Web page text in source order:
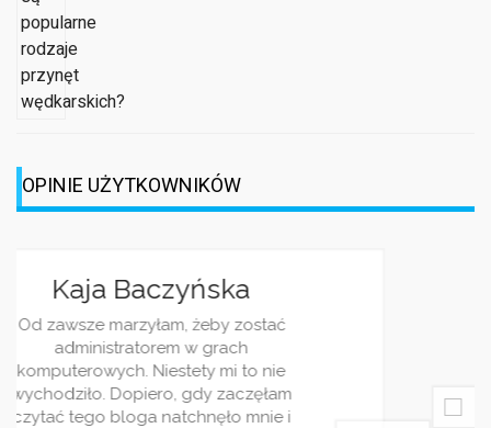
Jestem dziennikarką, z racji pracy i
ciekawości często śledzę różnorakie
blogi. Wasz jest jednym z moich
ulubionych. Piszecie bardzo ciekawie i
rzetelnie. Wpisy pojawiaja się regularnie
i zawsze traktują o jakimś ciekwym
zagadnieniu. Bardzo wszystkim